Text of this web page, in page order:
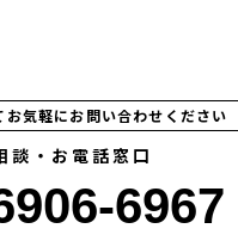
お気軽にお問い合わせください
談・お電話窓口
6967